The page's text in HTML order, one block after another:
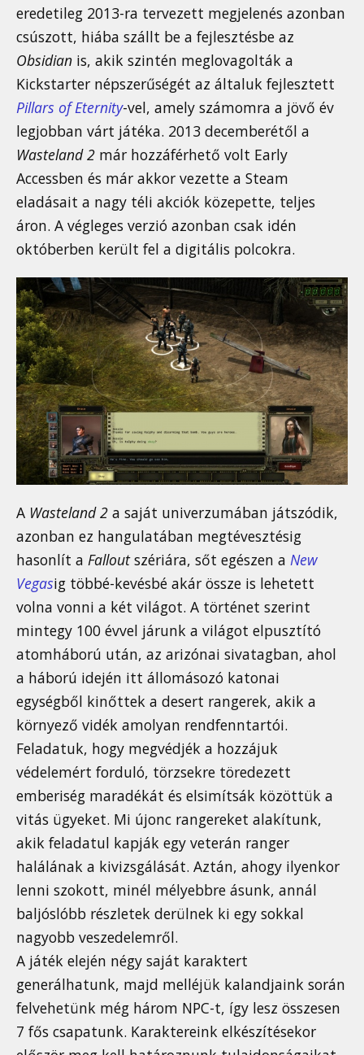
eredetileg 2013-ra tervezett megjelenés azonban
csúszott, hiába szállt be a fejlesztésbe az
Obsidian is, akik szintén meglovagolták a
Kickstarter népszerűségét az általuk fejlesztett
Pillars of Eternity-vel, amely számomra a jövő év
legjobban várt játéka. 2013 decemberétől a
Wasteland 2 már hozzáférhető volt Early
Accessben és már akkor vezette a Steam
eladásait a nagy téli akciók közepette, teljes
áron. A végleges verzió azonban csak idén
októberben került fel a digitális polcokra.
A Wasteland 2 a saját univerzumában játszódik,
azonban ez hangulatában megtévesztésig
hasonlít a Falloutszériára, sőt egészen a New
Vegasig többé-kevésbé akár össze is lehetett
volna vonni a két világot. A történet szerint
mintegy 100 évvel járunk a világot elpusztító
atomháború után, az arizónai sivatagban, ahol
a háború idején itt állomásozó katonai
egységből kinőttek a desert rangerek, akik a
környező vidék amolyan rendfenntartói.
Feladatuk, hogy megvédjék a hozzájuk
védelemért forduló, törzsekre töredezett
emberiség maradékát és elsimítsák közöttük a
vitás ügyeket. Mi újonc rangereket alakítunk,
akik feladatul kapják egy veterán ranger
halálának a kivizsgálását. Aztán, ahogy ilyenkor
lenni szokott, minél mélyebbre ásunk, annál
baljóslóbb részletek derülnek ki egy sokkal
nagyobb veszedelemről.
A játék elején négy saját karaktert
generálhatunk, majd melléjük kalandjaink során
felvehetünk még három NPC-t, így lesz összesen
7 fős csapatunk. Karaktereink elkészítésekor